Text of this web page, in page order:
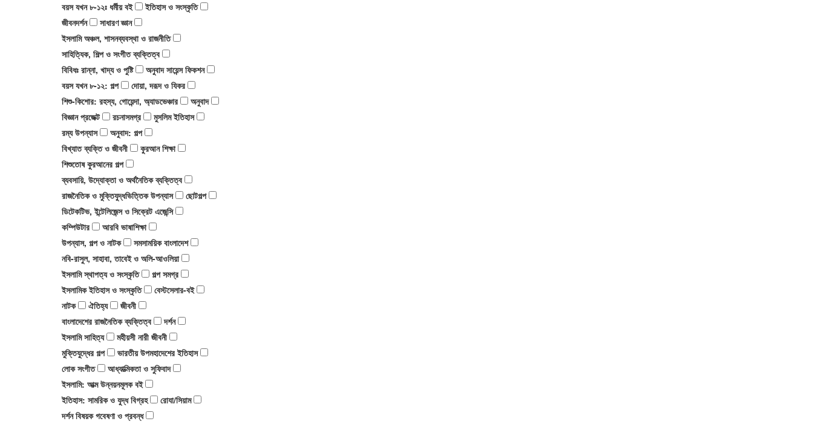
বয়স যখন ৮-১২ঃ ধর্মীয় বই
ইতিহাস ও সংস্কৃতি
জীবনদর্শন
সাধারণ জ্ঞান
ইসলামি অঞ্চল, শাসনব্যবস্থা ও রাজনীতি
সাহিত্যিক, শিল্প ও সংগীত ব্যক্তিত্ব
বিবিধঃ রান্না, খাদ্য ও পুষ্টি
অনুবাদ সায়েন্স ফিকশন
বয়স যখন ৮-১২: গল্প
দোয়া, দরূদ ও যিকর
শিশু-কিশোর: রহস্য, গোয়েন্দা, অ্যাডভেঞ্চার
অনুবাদ
বিজ্ঞান প্রজেক্ট
রচনাসমগ্র
মুসলিম ইতিহাস
রম্য উপন্যাস
অনুবাদ: গল্প
বিখ্যাত ব্যক্তি ও জীবনী
কুরআন শিক্ষা
শিশুতোষ কুরআনের গল্প
ব্যবসায়ি, উদ্যোক্তা ও অর্থনৈতিক ব্যক্তিত্ব
রাজনৈতিক ও মুক্তিযুদ্ধভিত্তিক উপন্যাস
ছোটগল্প
ডিটেকটিভ, ইন্টেলিজেন্স ও সিক্রেট এজেন্সি
কম্পিউটার
আরবি ভাষাশিক্ষা
উপন্যাস, গল্প ও নাটক
সমসাময়িক বাংলাদেশ
নবি-রাসুল, সাহাবা, তাবেই ও অলি-আওলিয়া
ইসলামি স্থাপত্য ও সংস্কৃতি
গল্প সমগ্র
ইসলামিক ইতিহাস ও সংস্কৃতি
বেস্টসেলার-বই
নাটক
ঐতিহ্য
জীবনী
বাংলাদেশের রাজনৈতিক ব্যক্তিত্ব
দর্শন
ইসলামি সাহিত্য
মহীয়সী নারী জীবনী
মুক্তিযুদ্ধের গল্প
ভারতীয় উপমহাদেশের ইতিহাস
লোক সংগীত
আধ্যাত্মিকতা ও সুফিবাদ
ইসলামি: আত্ম উন্নয়নমূলক বই
ইতিহাস: সামরিক ও যুদ্ধ বিগ্রহ
রোযা/সিয়াম
দর্শন বিষয়ক গবেষণা ও প্রবন্ধ